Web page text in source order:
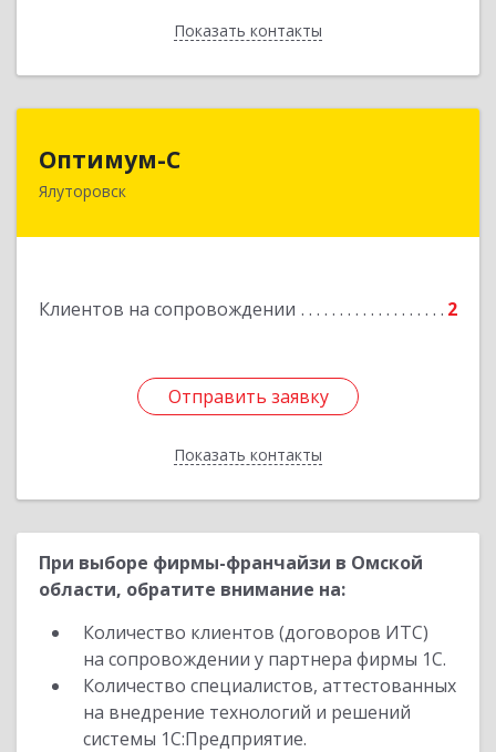
Показать контакты
Назад
Оптимум-С
Ялуторовск
Клиентов на сопровождении 2
Отправить заявку
Показать контакты
Отправить заявку
Назад
При выборе фирмы-франчайзи в Омской
области, обратите внимание на:
Количество клиентов (договоров ИТС)
на сопровождении у партнера фирмы 1С.
Количество специалистов, аттестованных
на внедрение технологий и решений
системы 1С:Предприятие.